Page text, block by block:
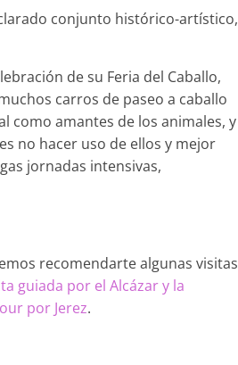
conjunto histórico-artístico,
de su Feria del Caballo,
carros de paseo a caballo
como amantes de los animales, y
no hacer uso de ellos y mejor
jornadas intensivas,
recomendarte algunas visitas
guiada por el Alcázar y la
por Jerez.